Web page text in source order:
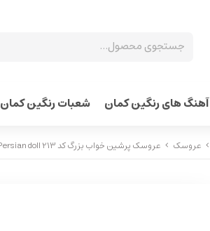
آهنگ های رنگین کمان شعبات رنگین کمان
عروسک عروسک پرشین خواب بزرگ کد Big sleeping Persian doll 213